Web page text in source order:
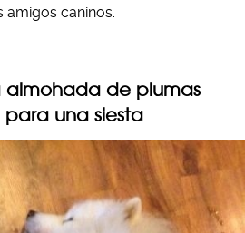
caninos.
almohada de plumas
una siesta